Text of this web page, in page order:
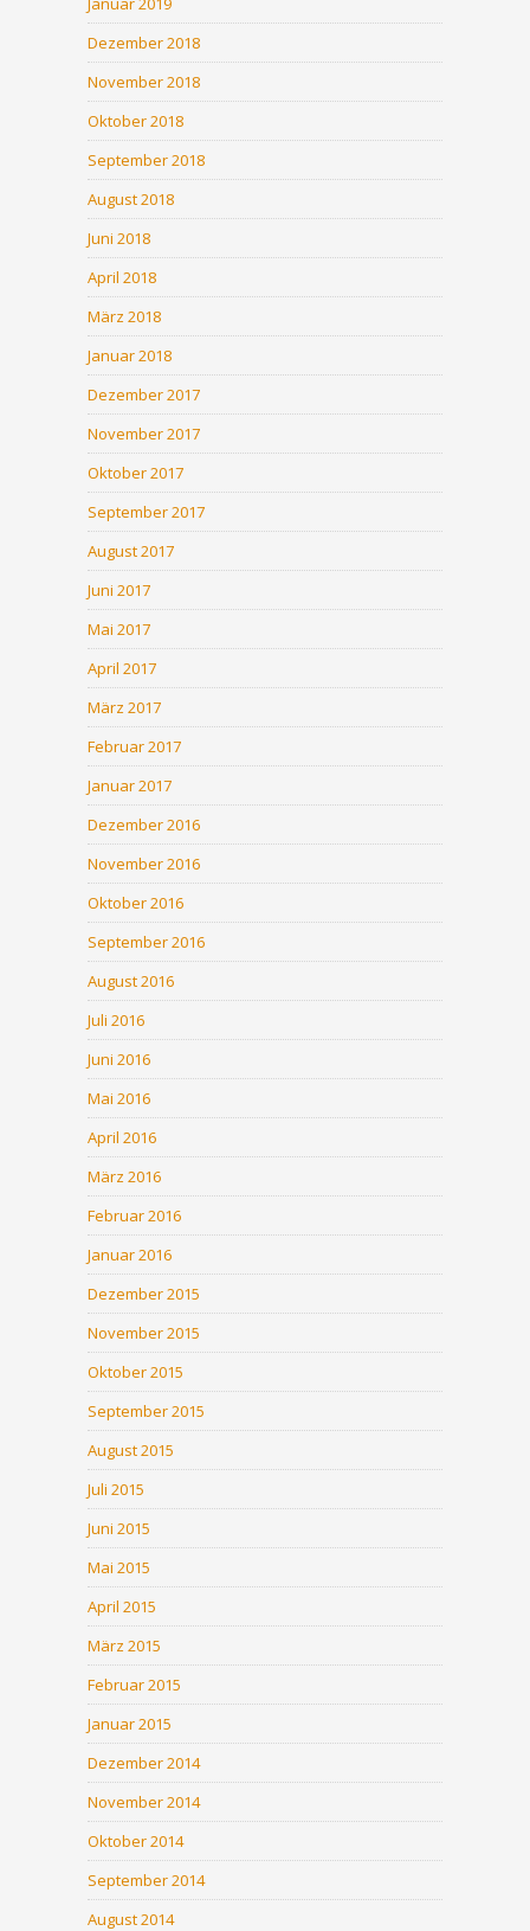
Dezember 2018
November 2018
Oktober 2018
September 2018
August 2018
Juni 2018
April 2018
März 2018
Januar 2018
Dezember 2017
November 2017
Oktober 2017
September 2017
August 2017
Juni 2017
Mai 2017
April 2017
März 2017
Februar 2017
Januar 2017
Dezember 2016
November 2016
Oktober 2016
September 2016
August 2016
Juli 2016
Juni 2016
Mai 2016
April 2016
März 2016
Februar 2016
Januar 2016
Dezember 2015
November 2015
Oktober 2015
September 2015
August 2015
Juli 2015
Juni 2015
Mai 2015
April 2015
März 2015
Februar 2015
Januar 2015
Dezember 2014
November 2014
Oktober 2014
September 2014
August 2014